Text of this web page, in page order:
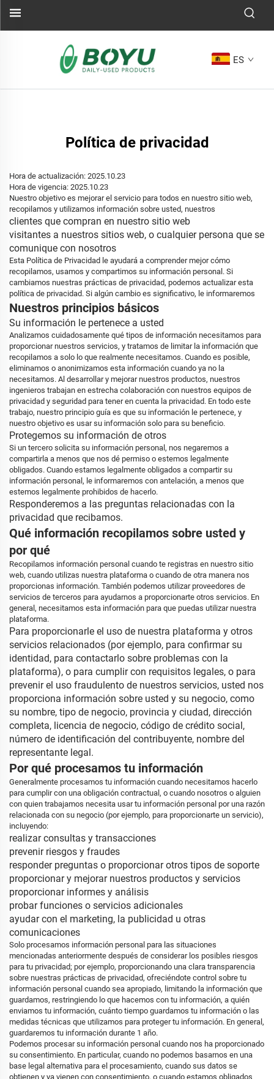
ES
Política de privacidad
Hora de actualización: 2025.10.23
Hora de vigencia: 2025.10.23
Nuestro objetivo es mejorar el servicio para todos en nuestro sitio web,
recopilamos y utilizamos información sobre usted, nuestros
clientes que compran en nuestro sitio web
visitantes a nuestros sitios web, o cualquier persona que se
comunique con nosotros
Esta Política de Privacidad le ayudará a comprender mejor cómo
recopilamos, usamos y compartimos su información personal. Si
cambiamos nuestras prácticas de privacidad, podemos actualizar esta
política de privacidad. Si algún cambio es significativo, le informaremos
Nuestros principios básicos
Su información le pertenece a usted
Analizamos cuidadosamente qué tipos de información necesitamos para
proporcionar nuestros servicios, y tratamos de limitar la información que
recopilamos a solo lo que realmente necesitamos. Cuando es posible,
eliminamos o anonimizamos esta información cuando ya no la
necesitamos. Al desarrollar y mejorar nuestros productos, nuestros
ingenieros trabajan en estrecha colaboración con nuestros equipos de
privacidad y seguridad para tener en cuenta la privacidad. En todo este
trabajo, nuestro principio guía es que su información le pertenece, y
nuestro objetivo es usar su información solo para su beneficio.
Protegemos su información de otros
Si un tercero solicita su información personal, nos negaremos a
compartirla a menos que nos dé permiso o estemos legalmente
obligados. Cuando estamos legalmente obligados a compartir su
información personal, le informaremos con antelación, a menos que
estemos legalmente prohibidos de hacerlo.
Responderemos a las preguntas relacionadas con la
privacidad que recibamos.
Qué información recopilamos sobre usted y
por qué
Recopilamos información personal cuando te registras en nuestro sitio
web, cuando utilizas nuestra plataforma o cuando de otra manera nos
proporcionas información. También podemos utilizar proveedores de
servicios de terceros para ayudarnos a proporcionarte otros servicios. En
general, necesitamos esta información para que puedas utilizar nuestra
plataforma.
Para proporcionarle el uso de nuestra plataforma y otros
servicios relacionados (por ejemplo, para confirmar su
identidad, para contactarlo sobre problemas con la
plataforma), o para cumplir con requisitos legales, o para
prevenir el uso fraudulento de nuestros servicios, usted nos
proporciona información sobre usted y su negocio, como
su nombre, tipo de negocio, provincia y ciudad, dirección
completa, licencia de negocio, código de crédito social,
número de identificación del contribuyente, nombre del
representante legal.
Por qué procesamos tu información
Generalmente procesamos tu información cuando necesitamos hacerlo
para cumplir con una obligación contractual, o cuando nosotros o alguien
con quien trabajamos necesita usar tu información personal por una razón
relacionada con su negocio (por ejemplo, para proporcionarte un servicio),
incluyendo:
realizar consultas y transacciones
prevenir riesgos y fraudes
responder preguntas o proporcionar otros tipos de soporte
proporcionar y mejorar nuestros productos y servicios
proporcionar informes y análisis
probar funciones o servicios adicionales
ayudar con el marketing, la publicidad u otras
comunicaciones
Solo procesamos información personal para las situaciones
mencionadas anteriormente después de considerar los posibles riesgos
para tu privacidad; por ejemplo, proporcionando una clara transparencia
sobre nuestras prácticas de privacidad, ofreciéndote control sobre tu
información personal cuando sea apropiado, limitando la información que
guardamos, restringiendo lo que hacemos con tu información, a quién
enviamos tu información, cuánto tiempo guardamos tu información o las
medidas técnicas que utilizamos para proteger tu información. En general,
guardaremos tu información durante 1 año.
Podemos procesar su información personal cuando nos ha proporcionado
su consentimiento. En particular, cuando no podemos basarnos en una
base legal alternativa para el procesamiento, cuando sus datos se
obtienen y ya vienen con consentimiento, o cuando estamos obligados